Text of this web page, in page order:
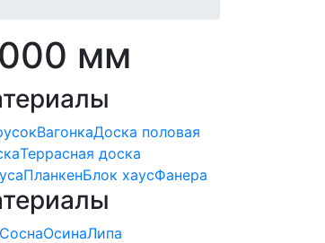
мм
ВагонкаДоска половая
Террасная доска
ПланкенБлок хаусФанера
СоснаОсинаЛипа